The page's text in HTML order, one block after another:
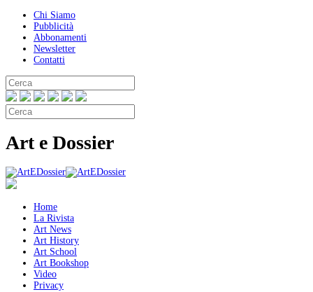
Chi Siamo
Pubblicità
Abbonamenti
Newsletter
Contatti
Art e Dossier
Home
La Rivista
Art News
Art History
Art School
Art Bookshop
Video
Privacy